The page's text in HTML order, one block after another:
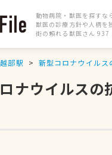
動物病院・獣医を探すな
獣医の診療方針や人柄を
街の頼れる獣医さん
越部駅 新型コロナウイルス
ナウイルスの